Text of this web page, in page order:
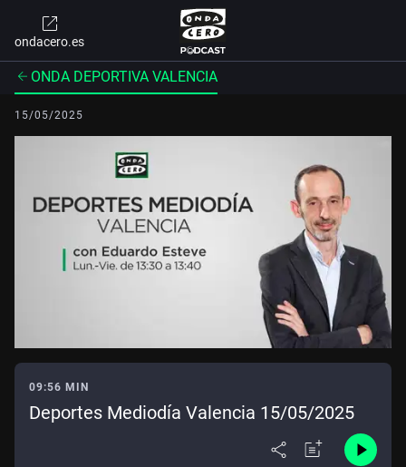
ondacero.es
ONDA DEPORTIVA VALENCIA
15/05/2025
09:56 MIN
Deportes Mediodía Valencia 15/05/2025